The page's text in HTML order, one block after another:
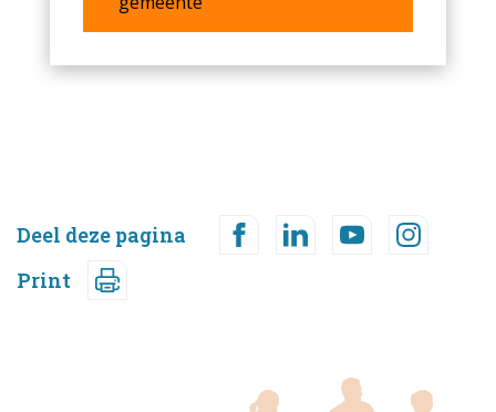
Deel deze pagina
Print